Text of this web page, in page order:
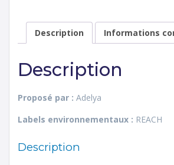
Description Informations
Description
Proposé par : Adelya
Labels environnementaux : REACH
Description